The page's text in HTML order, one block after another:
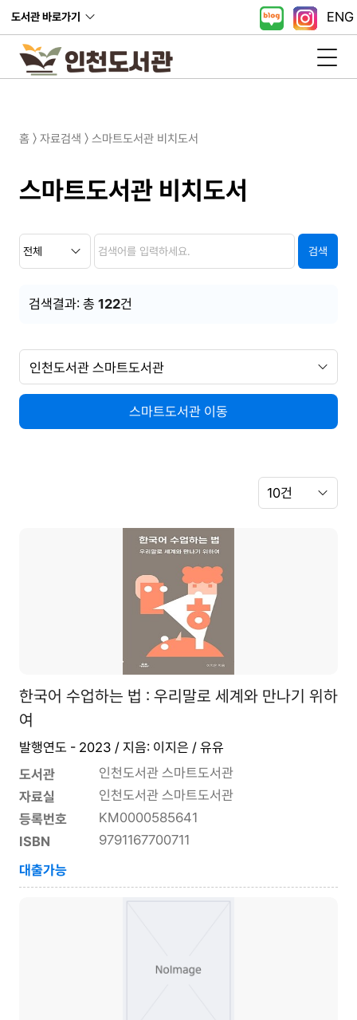
도서관 바로가기 ENG
홈 〉 자료검색 〉 스마트도서관 비치도서
스마트도서관 비치도서
검
색
검
색
건
검
색
용
검색
검색결과: 총 122건
도
서
관
선
스마트도서관 이동
한국어 수업하는 법 : 우리말로 세계와 만나기 위하
여
발행연도 - 2023 / 지음: 이지은 / 유유
도서관
인천도서관 스마트도서관
자료실
인천도서관 스마트도서관
등록번호
KM0000585641
ISBN
9791167700711
대출가능